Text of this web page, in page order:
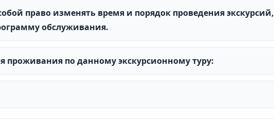
право изменять время и порядок проведения экскурсий,
обслуживания.
по данному экскурсионному туру: